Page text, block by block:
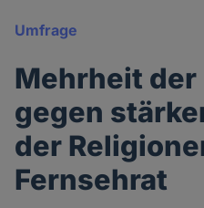
Umfrage
Mehrheit der
gegen
der
Fernsehrat